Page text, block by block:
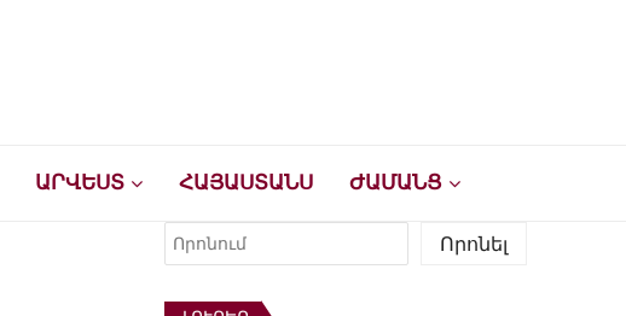
ԱՐՎԵՍՏ ՀԱՅԱՍՏԱՆՍ ԺԱՄԱՆՑ
Որոնել
Որոնել